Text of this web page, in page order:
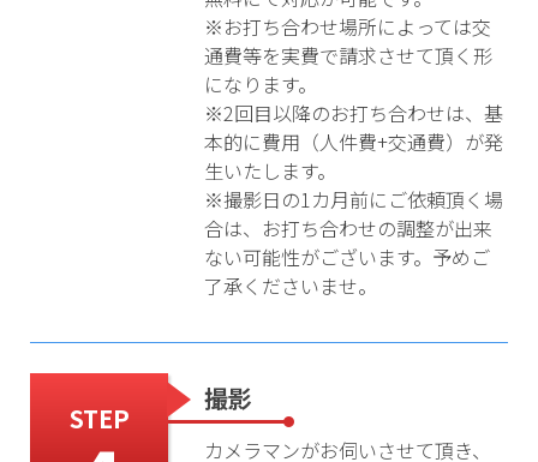
※お打ち合わせ場所によっては交
通費等を実費で請求させて頂く形
になります。
※2回目以降のお打ち合わせは、基
本的に費用（人件費+交通費）が発
生いたします。
※撮影日の1カ月前にご依頼頂く場
合は、お打ち合わせの調整が出来
ない可能性がございます。予めご
了承くださいませ。
STEP
撮影
カメラマンがお伺いさせて頂き、